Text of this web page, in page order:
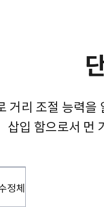
거리 조절 능력을
삽입 함으로서 먼
정체